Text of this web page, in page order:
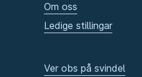
Om oss
Ledige stillingar
Ver obs på svindel